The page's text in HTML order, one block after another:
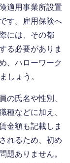
適用事業所設置
す。雇用保険へ
には、その都
る必要がありま
、ハローワーク
しょう。
の氏名や性別、
種などに加え、
金額も記載しま
れるため、初め
題ありません。